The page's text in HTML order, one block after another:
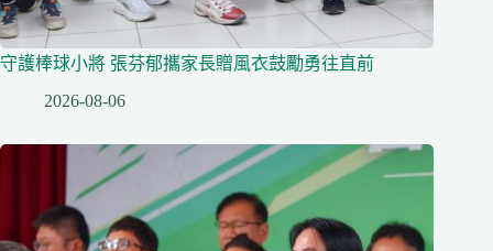
守護棒球小將 張芬郁攜家長贈風衣鼓勵勇往直前
2026-08-06